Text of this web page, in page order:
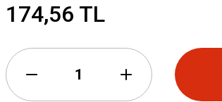
174,56 TL